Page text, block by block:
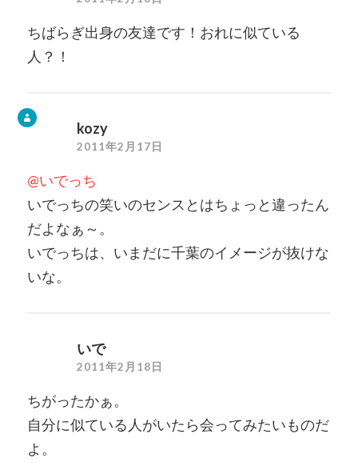
ちばらぎ出身の友達です！おれに似ている
人？！
kozy
2011年2月17日
@いでっち
いでっちの笑いのセンスとはちょっと違ったん
だよなぁ～。
いでっちは、いまだに千葉のイメージが抜けな
いな。
いで
2011年2月18日
ちがったかぁ。
自分に似ている人がいたら会ってみたいものだ
よ。